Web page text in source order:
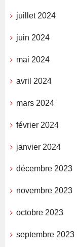
juillet 2024
juin 2024
mai 2024
avril 2024
mars 2024
février 2024
janvier 2024
décembre 2023
novembre 2023
octobre 2023
septembre 2023